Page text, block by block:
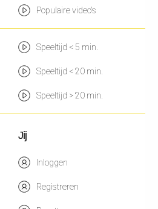
Populaire video's
Speeltijd < 5 min.
Speeltijd < 20 min.
Speeltijd > 20 min.
Jij
Inloggen
Registreren